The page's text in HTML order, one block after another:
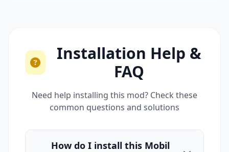
Installation Help &
FAQ
Need help installing this mod? Check these
common questions and solutions
How do I install this Mobil